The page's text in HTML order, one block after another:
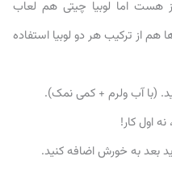
هست اما لوبیا چیتی هم لعاب
از ترکیب هر دو لوبیا استفاده
(با آب ولرم + کمی نمک).
اول کار!
بعد به خورش اضافه کنید.